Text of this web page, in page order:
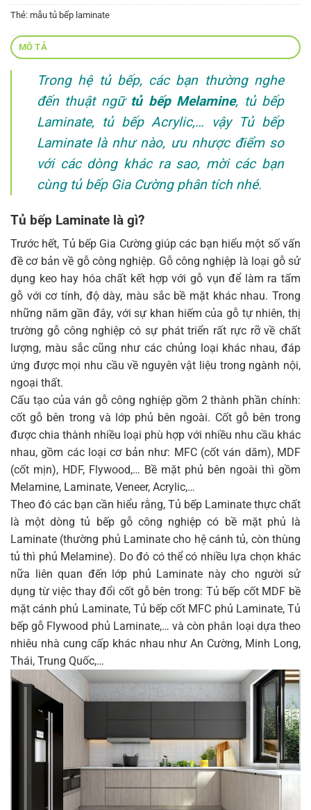
Thẻ: mẫu tủ bếp laminate
MÔ TẢ
Trong hệ tủ bếp, các bạn thường nghe
đến thuật ngữtủ bếp Melamine, tủ bếp
Laminate, tủ bếp Acrylic,… vậy Tủ bếp
Laminate là như nào, ưu nhược điểm so
với các dòng khác ra sao, mời các bạn
cùng tủ bếp Gia Cường phân tích nhé.
Tủ bếp Laminate là gì?
Trước hết, Tủ bếp Gia Cường giúp các bạn hiểu một số vấn
đề cơ bản về gỗ công nghiệp. Gỗ công nghiệp là loại gỗ sử
dụng keo hay hóa chất kết hợp với gỗ vụn để làm ra tấm
gỗ với cơ tính, độ dày, màu sắc bề mặt khác nhau. Trong
những năm gần đây, với sự khan hiếm của gỗ tự nhiên, thị
trường gỗ công nghiệp có sự phát triển rất rực rỡ về chất
lượng, màu sắc cũng như các chủng loại khác nhau, đáp
ứng được mọi nhu cầu về nguyên vật liệu trong ngành nội,
ngoại thất.
Cấu tạo của ván gỗ công nghiệp gồm 2 thành phần chính:
cốt gỗ bên trong và lớp phủ bên ngoài. Cốt gỗ bên trong
được chia thành nhiều loại phù hợp với nhiều nhu cầu khác
nhau, gồm các loại cơ bản như: MFC (cốt ván dăm), MDF
(cốt mịn), HDF, Flywood,… Bề mặt phủ bên ngoài thì gồm
Melamine, Laminate, Veneer, Acrylic,…
Theo đó các bạn cần hiểu rằng, Tủ bếp Laminate thực chất
là một dòng tủ bếp gỗ công nghiệp có bề mặt phủ là
Laminate (thường phủ Laminate cho hệ cánh tủ, còn thùng
tủ thì phủ Melamine). Do đó có thể có nhiều lựa chọn khác
nữa liên quan đến lớp phủ Laminate này cho người sử
dụng từ việc thay đổi cốt gỗ bên trong: Tủ bếp cốt MDF bề
mặt cánh phủ Laminate, Tủ bếp cốt MFC phủ Laminate, Tủ
bếp gỗ Flywood phủ Laminate,… và còn phân loại dựa theo
nhiêu nhà cung cấp khác nhau như An Cường, Minh Long,
Thái, Trung Quốc,…